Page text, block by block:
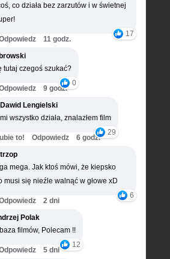
co działa bez zarzutów i w świetnej
17
11 godz.
tutaj czegoś szukać?
0
9 godz.
Dawid Lengielski
mi wszystko działa, znalazłem film
29
to! Odpowiedz
6 godz.
mega. Jak ktoś mówi, że kiepsko
musi się nieźle walnąć w głowe xD
6
2 dni
Polak
filmów, Polecam !!
12
5 dni